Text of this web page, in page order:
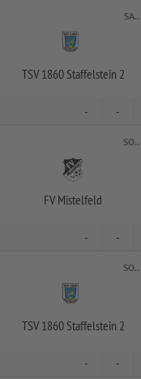
SA..
TSV 1860 Staffelstein 2
- -
SO..
FV Mistelfeld
- -
SO..
TSV 1860 Staffelstein 2
- -